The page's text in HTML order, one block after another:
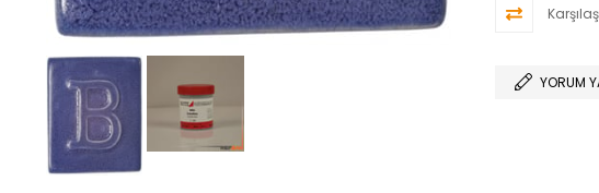
YORUM